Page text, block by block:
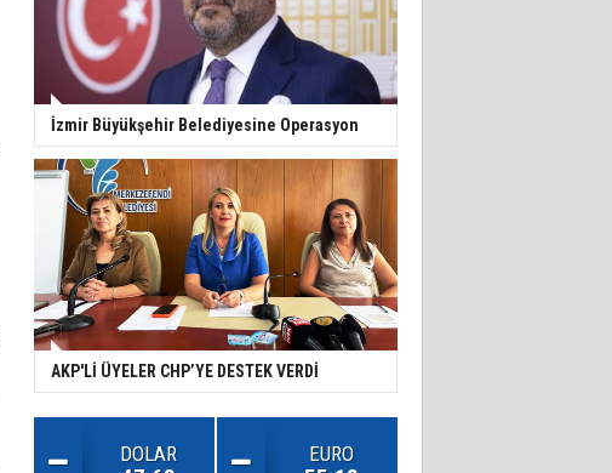
İzmir Büyükşehir Belediyesine Operasyon
AKP'Lİ ÜYELER CHP’YE DESTEK VERDİ
DOLAR EURO